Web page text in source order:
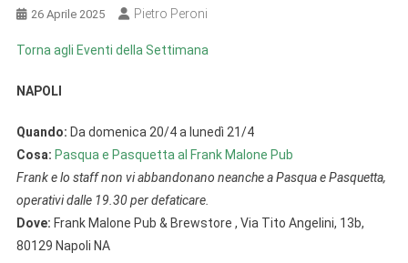
26 Aprile 2025 Pietro Peroni
Torna agli Eventi della Settimana
NAPOLI
Quando: Da domenica 20/4 a lunedì 21/4
Cosa: Pasqua e Pasquetta al Frank Malone Pub
Frank e lo staff non vi abbandonano neanche a Pasqua e Pasquetta,
operativi dalle 19.30 per defaticare.
Dove: Frank Malone Pub & Brewstore , Via Tito Angelini, 13b,
80129 Napoli NA